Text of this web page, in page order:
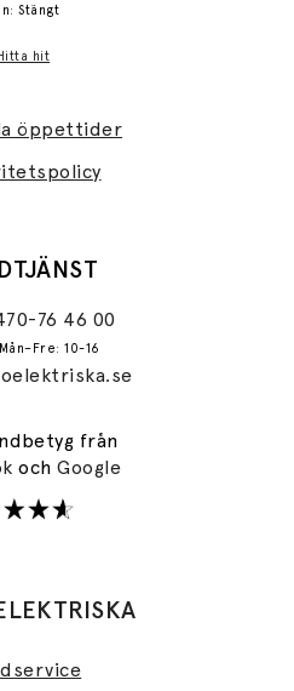
Stängt
hit
öppettider
76 46 00
10-16
från
ochGoogle